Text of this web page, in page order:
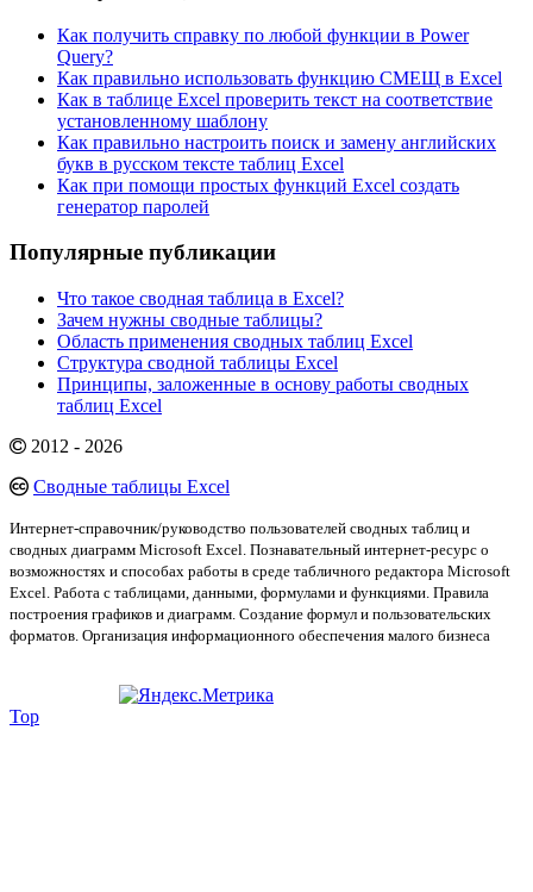
Как получить справку по любой функции в Power
Query?
Как правильно использовать функцию СМЕЩ в Excel
Как в таблице Excel проверить текст на соответствие
установленному шаблону
Как правильно настроить поиск и замену английских
букв в русском тексте таблиц Excel
Как при помощи простых функций Excel создать
генератор паролей
Популярные публикации
Что такое сводная таблица в Excel?
Зачем нужны сводные таблицы?
Область применения сводных таблиц Excel
Структура сводной таблицы Excel
Принципы, заложенные в основу работы сводных
таблиц Excel
2012 - 2026
Сводные таблицы Excel
Интернет-справочник/руководство пользователей сводных таблиц и
сводных диаграмм Microsoft Excel. Познавательный интернет-ресурс о
возможностях и способах работы в среде табличного редактора Microsoft
Excel. Работа с таблицами, данными, формулами и функциями. Правила
построения графиков и диаграмм. Создание формул и пользовательских
форматов. Организация информационного обеспечения малого бизнеса
Top